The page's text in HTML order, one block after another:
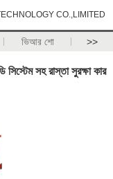
CO.,LIMITED
ভিআর শো >>
সিস্টেম সহ রাস্তা সুরক্ষা কার